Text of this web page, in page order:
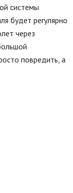
системы
будет регулярно
через
повредить, а